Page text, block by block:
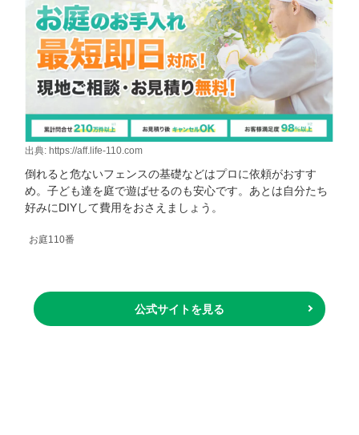
出典: https://aff.life-110.com
倒れると危ないフェンスの基礎などはプロに依頼がおすす
め。子ども達を庭で遊ばせるのも安心です。あとは自分たち
好みにDIYして費用をおさえましょう。
お庭110番
公式サイトを見る